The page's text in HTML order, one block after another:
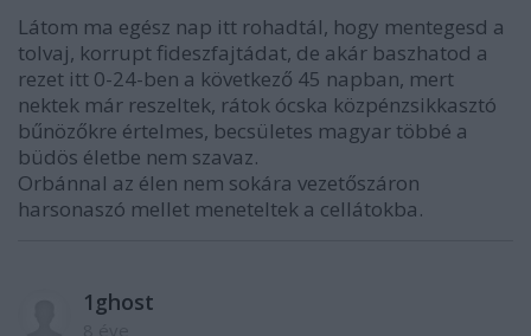
Látom ma egész nap itt rohadtál, hogy mentegesd a
tolvaj, korrupt fideszfajtádat, de akár baszhatod a
rezet itt 0-24-ben a következő 45 napban, mert
nektek már reszeltek, rátok ócska közpénzsikkasztó
bűnözőkre értelmes, becsületes magyar többé a
büdös életbe nem szavaz.
Orbánnal az élen nem sokára vezetőszáron
harsonaszó mellet meneteltek a cellátokba.
1ghost